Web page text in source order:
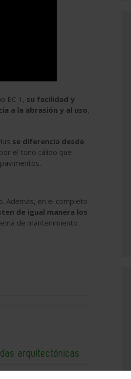
EC 1, su facilidad y
a la abrasión y al uso,
se diferencia desde
el tono cálido que
Además, en el completo
de igual manera los
de mantenimiento
arquitectónicas